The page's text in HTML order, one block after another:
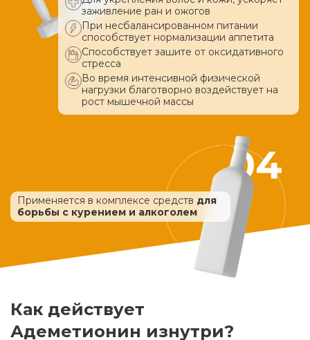
заживление ран и ожогов
При несбалансированном питании
способствует нормализации аппетита
Способствует зашите от оксидативного
стресса
Во время интенсивной физической
нагрузки благотворно воздействует на
рост мышечной массы
Применяется в комплексе средств для
борьбы с курением и алкоголем
Как действует
Адеметионин изнутри?